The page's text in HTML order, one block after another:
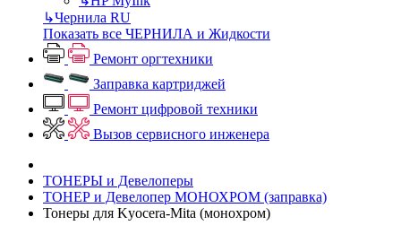
↳Чернила RU
Показать все ЧЕРНИЛА и Жидкости
Ремонт оргтехники
Заправка картриджей
Ремонт цифровой техники
Вызов сервисного инженера
ТОНЕРЫ и Девелоперы
ТОНЕР и Девелопер МОНОХРОМ (заправка)
Тонеры для Kyocera-Mita (монохром)